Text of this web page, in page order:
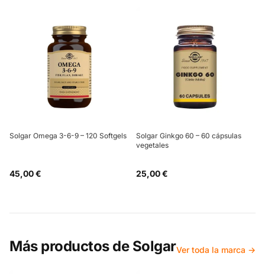
Solgar Omega 3-6-9 – 120 Softgels
45,00 €
Solgar Ginkgo 60 – 60 cápsulas
vegetales
25,00 €
Más productos de SolgarVer toda la marca →